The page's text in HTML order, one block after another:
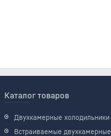
Каталог товаров
Двухкамерные холодильники
Встраиваемые двухкамерные